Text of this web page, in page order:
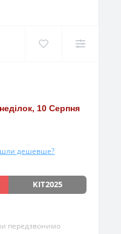
10 Серпня
дешевше?
KIT2025
передзвонимо